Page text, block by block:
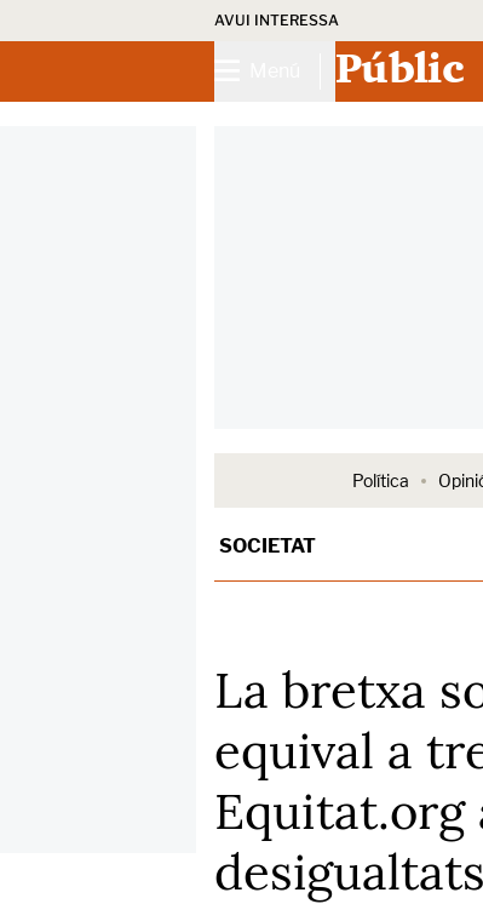
AVUI INTERESSA
Públic
Política
SOCIETAT
La bretxa
equival a
Equitat.org
desigualtats